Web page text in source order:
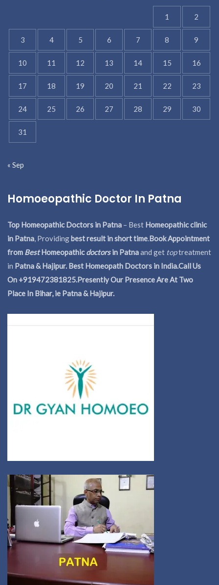
1 2
3 4 5 6 7 8 9
10 11 12 13 14 15 16
17 18 19 20 21 22 23
24 25 26 27 28 29 30
31
« Sep
Homoeopathic Doctor In Patna
Top Homeopathic Doctors in Patna – Best Homeopathic clinic
in Patna, Providingbest result in short time.Book Appointment
from BestHomeopathicdoctorsin Patnaand get toptreatment
in Patna & Hajipur. Best Homeopath Doctors in India.Call Us
On +919472381825.Presently Our Presence Are At Two
Place In Bihar, ie Patna & Hajipur.